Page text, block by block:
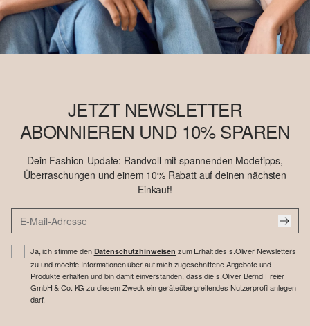
JETZT NEWSLETTER
ABONNIEREN UND 10% SPAREN
Dein Fashion-Update: Randvoll mit spannenden Modetipps,
Überraschungen und einem 10% Rabatt auf deinen nächsten
Einkauf!
Ja, ich stimme den Datenschutzhinweisen zum Erhalt des s.Oliver Newsletters
zu und möchte Informationen über auf mich zugeschnittene Angebote und
Produkte erhalten und bin damit einverstanden, dass die s.Oliver Bernd Freier
GmbH & Co. KG zu diesem Zweck ein geräteübergreifendes Nutzerprofil anlegen
darf.